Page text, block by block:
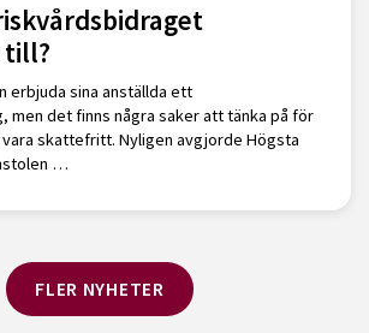
till?
erbjuda sina anställda ett
men det finns några saker att tänka på för
skattefritt. Nyligen avgjorde Högsta
…
FLER NYHETER